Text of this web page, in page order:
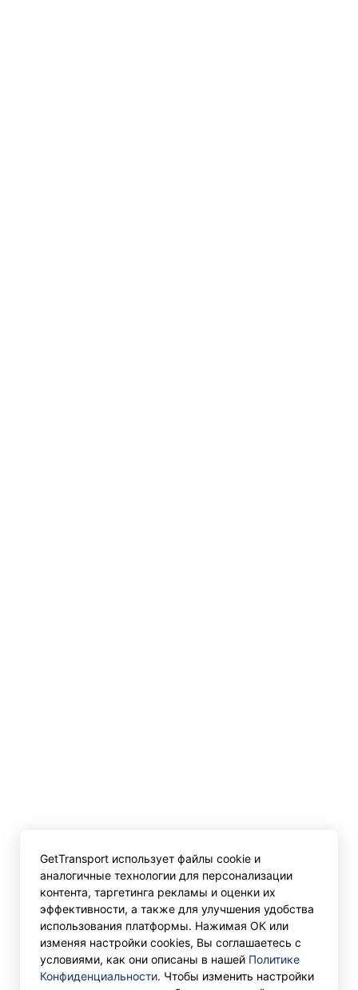
GetTransport использует файлы cookie и
аналогичные технологии для персонализации
контента, таргетинга рекламы и оценки их
эффективности, а также для улучшения удобства
использования платформы. Нажимая ОК или
изменяя настройки cookies, Вы соглашаетесь с
условиями, как они описаны в нашей Политике
Конфиденциальности. Чтобы изменить настройки